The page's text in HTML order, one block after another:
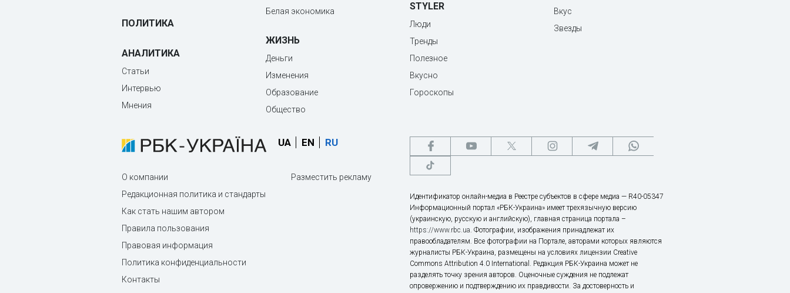
ПОЛИТИКА
АНАЛИТИКА
Статьи
Интервью
Мнения
Белая экономика
ЖИЗНЬ
Деньги
Изменения
Образование
Общество
STYLER
Люди
Тренды
Полезное
Вкусно
Гороскопы
Вкус
Звезды
UA EN RU
О компании
Редакционная политика и стандарты
Как стать нашим автором
Правила пользования
Правовая информация
Политика конфиденциальности
Контакты
Разместить рекламу
Идентификатор онлайн-медиа в Реестре субъектов в сфере медиа — R40-05347
Информационный портал «РБК-Украина» имеет трехязычную версию
(украинскую, русскую и английскую), главная страница портала –
https://www.rbc.ua. Фотографии, изображения принадлежат их
правообладателям. Все фотографии на Портале, авторами которых являются
журналисты РБК-Украина, размещены на условиях лицензии Creative
Commons Attribution 4.0 International. Редакция РБК-Украина может не
разделять точку зрения авторов. Оценочные суждения не подлежат
опровержению и подтверждению их правдивости. За достоверность и